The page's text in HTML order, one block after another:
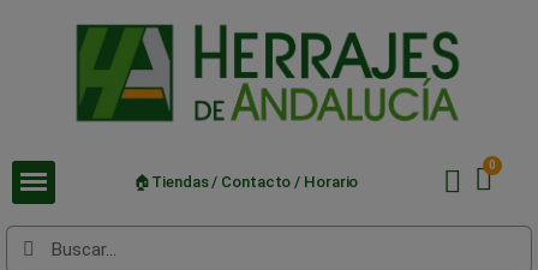
🏠Tiendas / Contacto / Horario